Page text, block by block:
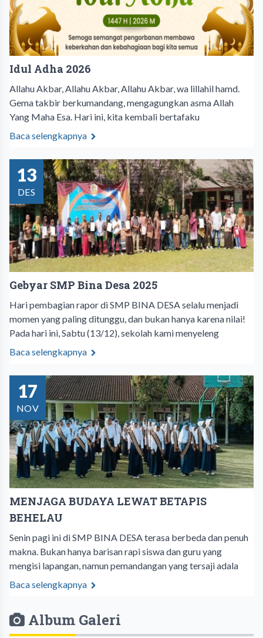
Idul Adha 2026
Allahu Akbar, Allahu Akbar, Allahu Akbar, wa lillahil hamd.
Gema takbir berkumandang, mengagungkan asma Allah
Yang Maha Esa. Hari ini, kita kembali bertafaku
Baca selengkapnya
13
DES
Gebyar SMP Bina Desa 2025
Hari pembagian rapor di SMP BINA DESA selalu menjadi
momen yang paling ditunggu, dan bukan hanya karena nilai!
Pada hari ini, Sabtu (13/12), sekolah kami menyeleng
Baca selengkapnya
17
NOV
MENJAGA BUDAYA LEWAT BETAPIS
BEHELAU
Senin pagi ini di SMP BINA DESA terasa berbeda dan penuh
makna. Bukan hanya barisan rapi siswa dan guru yang
mengisi lapangan, namun pemandangan yang tersaji adala
Baca selengkapnya
Album Galeri